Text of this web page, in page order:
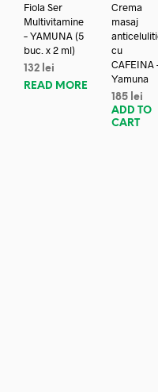
Fiola Ser
Multivitamine
– YAMUNA (5
buc. x 2 ml)
132 lei
READ MORE
Crema
masaj
cu
CAFEINA
Yamuna
185 lei
ADD TO
CART